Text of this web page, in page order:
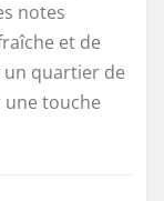
notes
et de
un quartier de
touche